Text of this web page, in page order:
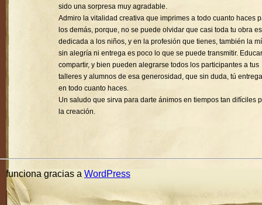
sido una sorpresa muy agradable.
Admiro la vitalidad creativa que imprimes a todo cuanto haces
los demás, porque, no se puede olvidar que casi toda tu obra
dedicada a los niños, y en la profesión que tienes, también la
sin alegría ni entrega es poco lo que se puede transmitir.
compartir, y bien pueden alegrarse todos los participantes a tus
talleres y alumnos de esa generosidad, que sin duda, tú
en todo cuanto haces.
Un saludo que sirva para darte ánimos en tiempos tan difíciles
la creación.
funciona gracias a WordPress